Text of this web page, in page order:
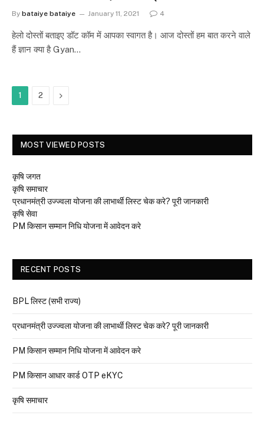
By bataiye bataiye January 11, 2021 4
हेलो दोस्तों बताइए डॉट कॉम में आपका स्वागत है। आज दोस्तों हम बात करने वाले
हैं ज्ञान क्या है Gyan…
1 2 Next
MOST VIEWED POSTS
कृषि जगत
कृषि समाचार
प्रधानमंत्री उज्ज्वला योजना की लाभार्थी लिस्ट चेक करे? पूरी जानकारी
कृषि सेवा
PM किसान सम्मान निधि योजना में आवेदन करे
RECENT POSTS
BPL लिस्ट (सभी राज्य)
प्रधानमंत्री उज्ज्वला योजना की लाभार्थी लिस्ट चेक करे? पूरी जानकारी
PM किसान सम्मान निधि योजना में आवेदन करे
PM किसान आधार कार्ड OTP eKYC
कृषि समाचार